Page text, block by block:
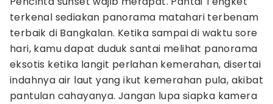
terkenal sediakan panorama matahari terbenam
terbaik di Bangkalan. Ketika sampai di waktu sore
hari, kamu dapat duduk santai melihat panorama
eksotis ketika langit perlahan kemerahan, disertai
indahnya air laut yang ikut kemerahan pula, akibat
pantulan cahayanya. Jangan lupa siapka kamera